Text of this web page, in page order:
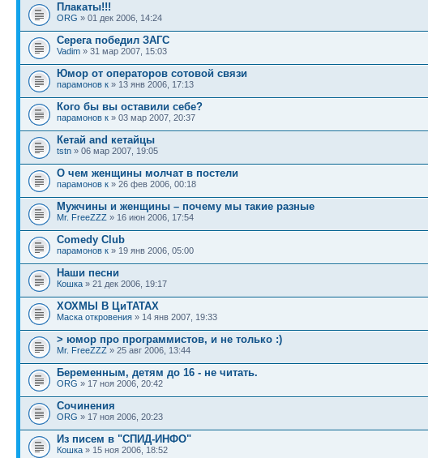
Плакаты!!!
ORG » 01 дек 2006, 14:24
Серега победил ЗАГС
Vadim » 31 мар 2007, 15:03
Юмор от операторов сотовой связи
парамонов к » 13 янв 2006, 17:13
Кого бы вы оставили себе?
парамонов к » 03 мар 2007, 20:37
Кетай and кетайцы
tstn » 06 мар 2007, 19:05
О чем женщины молчат в постели
парамонов к » 26 фев 2006, 00:18
Мужчины и женщины – почему мы такие разные
Mr. FreeZZZ » 16 июн 2006, 17:54
Comedy Club
парамонов к » 19 янв 2006, 05:00
Наши песни
Кошка » 21 дек 2006, 19:17
ХОХМЫ В ЦиТАТАХ
Маска откровения » 14 янв 2007, 19:33
> юмор про программистов, и не только :)
Mr. FreeZZZ » 25 авг 2006, 13:44
Беременным, детям до 16 - не читать.
ORG » 17 ноя 2006, 20:42
Сочинения
ORG » 17 ноя 2006, 20:23
Из писем в "СПИД-ИНФО"
Кошка » 15 ноя 2006, 18:52